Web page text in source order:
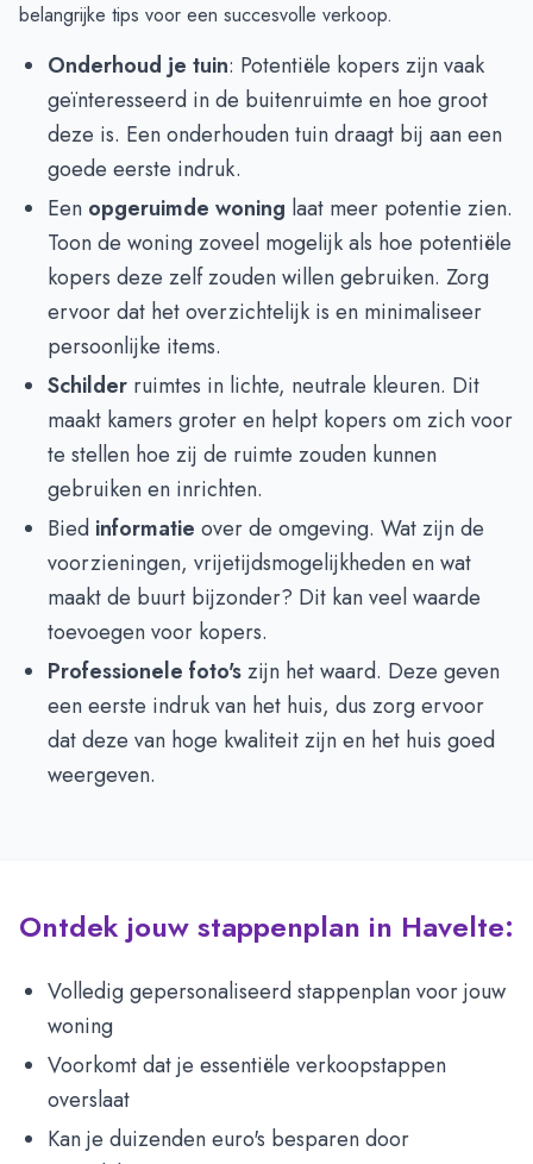
belangrijke tips voor een succesvolle verkoop.
Onderhoud je tuin: Potentiële kopers zijn vaak
geïnteresseerd in de buitenruimte en hoe groot
deze is. Een onderhouden tuin draagt bij aan een
goede eerste indruk.
Een opgeruimde woning laat meer potentie zien.
Toon de woning zoveel mogelijk als hoe potentiële
kopers deze zelf zouden willen gebruiken. Zorg
ervoor dat het overzichtelijk is en minimaliseer
persoonlijke items.
Schilder ruimtes in lichte, neutrale kleuren. Dit
maakt kamers groter en helpt kopers om zich voor
te stellen hoe zij de ruimte zouden kunnen
gebruiken en inrichten.
Bied informatie over de omgeving. Wat zijn de
voorzieningen, vrijetijdsmogelijkheden en wat
maakt de buurt bijzonder? Dit kan veel waarde
toevoegen voor kopers.
Professionele foto'szijn het waard. Deze geven
een eerste indruk van het huis, dus zorg ervoor
dat deze van hoge kwaliteit zijn en het huis goed
weergeven.
Ontdek jouw stappenplan in Havelte:
Volledig gepersonaliseerd stappenplan voor jouw
woning
Voorkomt dat je essentiële verkoopstappen
overslaat
Kan je duizenden euro's besparen door